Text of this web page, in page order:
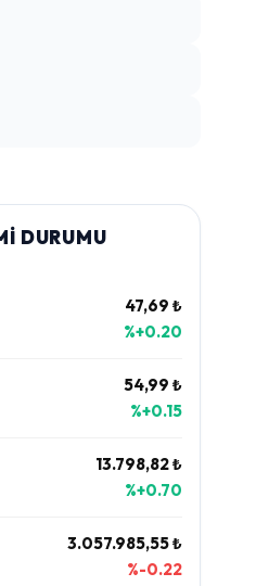
DURUMU
47,69 ₺
%+0.20
54,99 ₺
%+0.15
13.798,82 ₺
%+0.70
3.057.985,55 ₺
%-0.22